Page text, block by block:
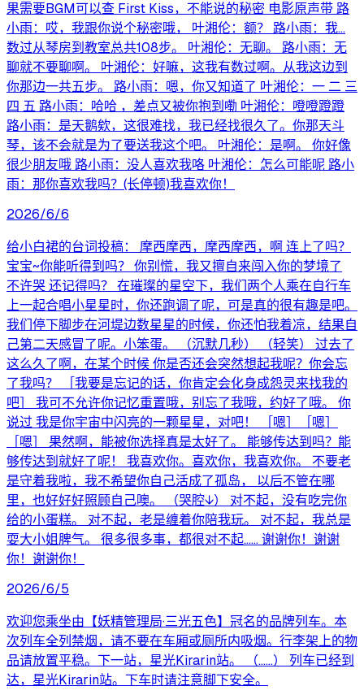
果需要BGM可以查 First Kiss，不能说的秘密 电影原声带 路
小雨：哎，我跟你说个秘密哦， 叶湘伦：额？ 路小雨：我...
数过从琴房到教室总共108步。 叶湘伦：无聊。 路小雨：无
聊就不要聊啊。 叶湘伦：好嘛，这我有数过啊。从我这边到
你那边一共五步。 路小雨：嗯，你又知道了 叶湘伦：一 二 三
四 五 路小雨：哈哈 ，差点又被你抱到嘞 叶湘伦：噔噔蹬蹬
路小雨：是天鹅欸，这很难找，我已经找很久了。你那天斗
琴，该不会就是为了要送我这个吧。 叶湘伦：是啊。 你好像
很少朋友哦 路小雨：没人喜欢我咯 叶湘伦：怎么可能呢 路小
雨：那你喜欢我吗？(长停顿)我喜欢你！
2026/6/6
给小白裙的台词投稿： 摩西摩西，摩西摩西，啊 连上了吗？
宝宝~你能听得到吗？ 你别慌，我又擅自来闯入你的梦境了
不许哭 还记得吗？ 在璀璨的星空下，我们两个人乘在自行车
上一起合唱小星星时，你还跑调了呢，可是真的很有趣是吧。
我们停下脚步在河堤边数星星的时候，你还怕我着凉，结果自
己第二天感冒了呢。小笨蛋。 （沉默几秒） （轻笑） 过去了
这么久了啊，在某个时候 你是否还会突然想起我呢？你会忘
了我吗？ ［我要是忘记的话，你肯定会化身成怨灵来找我的
吧］ 我可不允许你记忆重置哦，别忘了我哦，约好了哦。 你
说过 我是你宇宙中闪亮的一颗星星，对吧！ ［嗯］［嗯］
［嗯］ 果然啊，能被你选择真是太好了。 能够传达到吗？能
够传达到就好了呢！ 我喜欢你。喜欢你，我喜欢你。 不要老
是守着我啦，我不希望你自己活成了孤岛， 以后不管在哪
里，也好好好照顾自己噢。 （哭腔↓） 对不起，没有吃完你
给的小蛋糕。 对不起，老是缠着你陪我玩。 对不起，我总是
耍大小姐脾气。 很多很多事，都很对不起…… 谢谢你！谢谢
你！谢谢你！
2026/6/5
欢迎您乘坐由【妖精管理局·三光五色】冠名的品牌列车。本
次列车全列禁烟，请不要在车厢或厕所内吸烟。行李架上的物
品请放置平稳。下一站，星光Kirarin站。 （……） 列车已经到
达，星光Kirarin站。下车时请注意脚下安全。